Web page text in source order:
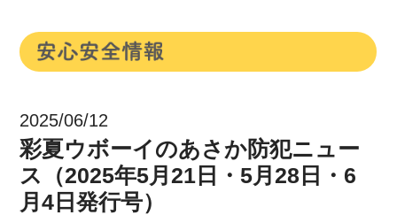
2025/06/12
彩夏ウボーイのあさか防犯ニュー
ス（2025年5月21日・5月28日・6
月4日発行号）